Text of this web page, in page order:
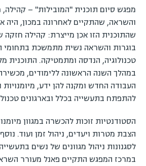
מפגש סיום תוכנית "המובילות" – קהילה,
והשראה, שהתקיים לאחרונה במכון, היה
שהתוכנית הזו אכן מייצרת: קהילה חזקה
טכנולוגיה, הנדסה ומתמטיקה. התוכנית
במהלך השנה הראשונה ללימודים,
העבודה החדש ומקנה להן ידע,
להתפתח בתעשייה בכלל ובארגונים
הסטודנטיות זוכות להכשרה במגוון
הצבת מטרות ויעדים, ניהול זמן ועוד.
לסגנונות ניהול מגוונים של נשים
במרכז המפגש התקיים פאנל מעורר